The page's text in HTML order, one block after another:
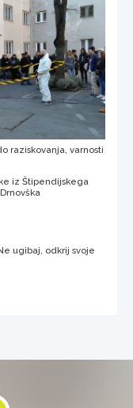
raziskovanja, varnosti
iz Štipendijskega
ugibaj, odkrij svoje